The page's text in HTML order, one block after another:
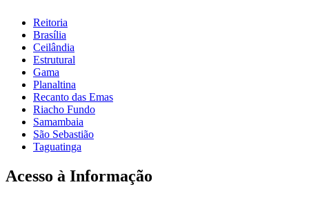
Reitoria
Brasília
Ceilândia
Estrutural
Gama
Planaltina
Recanto das Emas
Riacho Fundo
Samambaia
São Sebastião
Taguatinga
Acesso à Informação